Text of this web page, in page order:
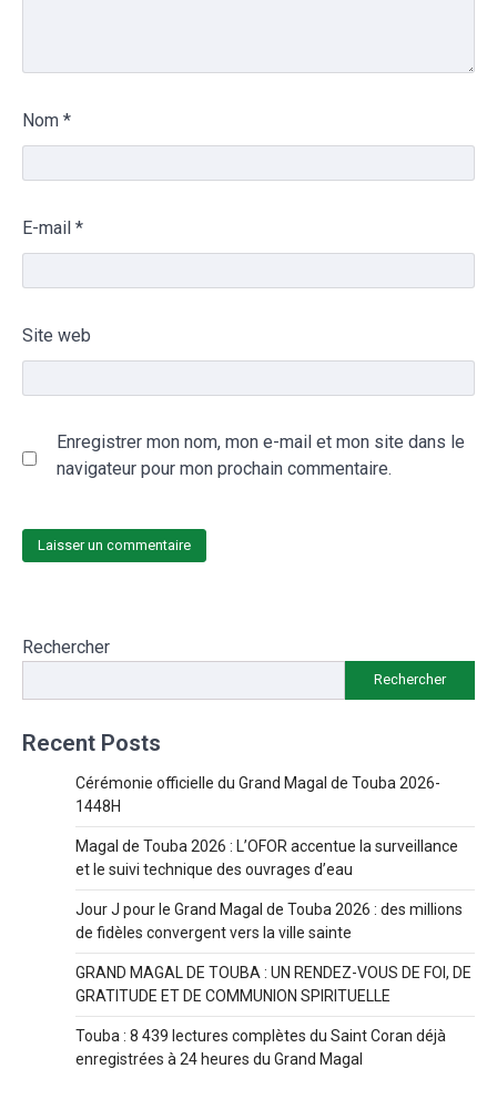
Nom *
E-mail *
Site web
Enregistrer mon nom, mon e-mail et mon site dans le
navigateur pour mon prochain commentaire.
Rechercher
Rechercher
Recent Posts
Cérémonie officielle du Grand Magal de Touba 2026-
1448H
Magal de Touba 2026 : L’OFOR accentue la surveillance
et le suivi technique des ouvrages d’eau
Jour J pour le Grand Magal de Touba 2026 : des millions
de fidèles convergent vers la ville sainte
GRAND MAGAL DE TOUBA : UN RENDEZ-VOUS DE FOI, DE
GRATITUDE ET DE COMMUNION SPIRITUELLE
Touba : 8 439 lectures complètes du Saint Coran déjà
enregistrées à 24 heures du Grand Magal